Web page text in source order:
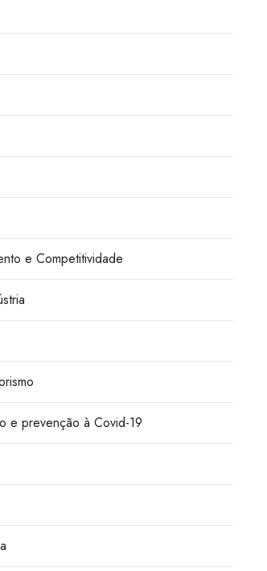
e Competitividade
e prevenção à Covid-19